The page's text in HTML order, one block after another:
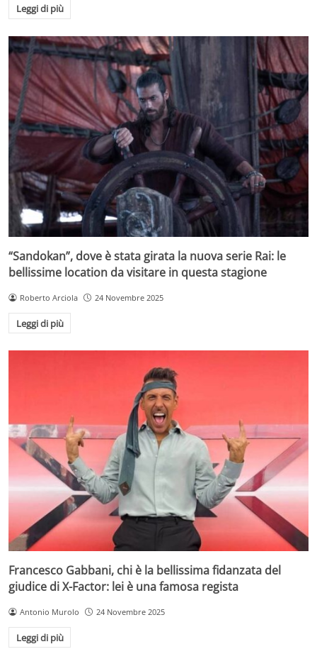
Leggi di più
“Sandokan”, dove è stata girata la nuova serie Rai: le
bellissime location da visitare in questa stagione
Roberto Arciola 24 Novembre 2025
Leggi di più
Francesco Gabbani, chi è la bellissima fidanzata del
giudice di X-Factor: lei è una famosa regista
Antonio Murolo 24 Novembre 2025
Leggi di più